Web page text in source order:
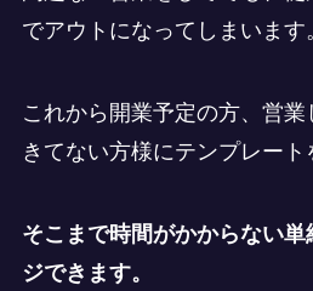
でアウトになってしまいます
これから開業予定の方、営
きてない方様にテンプレート
そこまで時間がかからない
ジできます。